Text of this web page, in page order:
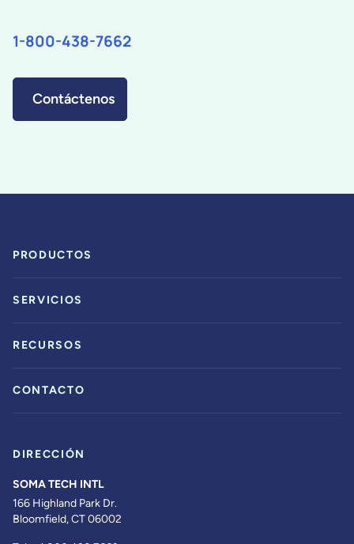
1-800-438-7662
Contáctenos
PRODUCTOS
SERVICIOS
RECURSOS
CONTACTO
DIRECCIÓN
SOMA TECH INTL
166 Highland Park Dr.
Bloomfield, CT 06002